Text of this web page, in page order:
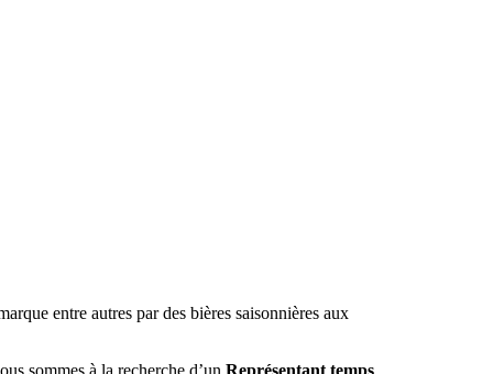
entre autres par des bières saisonnières aux